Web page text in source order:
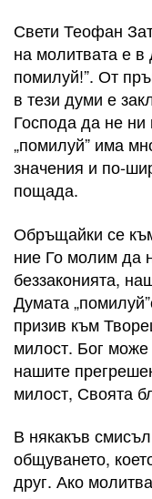
Свети Теофан
на молитвата е в
помилуй!”. От
в тези думи е
Господа да не ни
„помилуй” има
значения и по-
пощада.
Обръщайки се
ние Го молим да
беззаконията,
Думата
призив към
милост. Бог
нашите
милост, Своята
В някакъв
общуването,
друг. Ако